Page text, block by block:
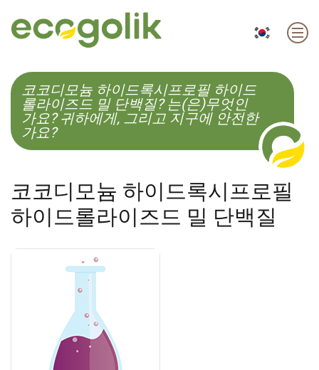
EN ES CS KO
코코디모늄 하이드록시프로필 하이드
롤라이즈드 밀 단백질? 는(은)무엇인
가요? 귀하에게, 그리고 지구에 안전한
가요?
코코디모늄 하이드록시프로필
하이드롤라이즈드 밀 단백질